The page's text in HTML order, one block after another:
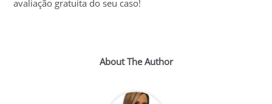
avaliação gratuita do seu caso!
About The Author